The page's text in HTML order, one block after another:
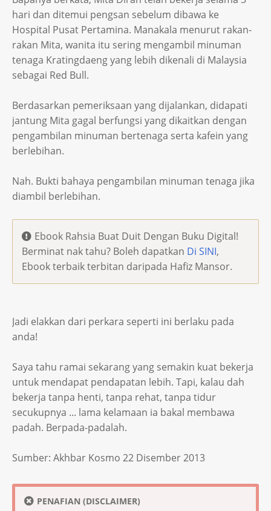
hari dan ditemui pengsan sebelum dibawa ke
Hospital Pusat Pertamina. Manakala menurut rakan-
rakan Mita, wanita itu sering mengambil minuman
tenaga Kratingdaeng yang lebih dikenali di Malaysia
sebagai Red Bull.
Berdasarkan pemeriksaan yang dijalankan, didapati
jantung Mita gagal berfungsi yang dikaitkan dengan
pengambilan minuman bertenaga serta kafein yang
berlebihan.
Nah. Bukti bahaya pengambilan minuman tenaga jika
diambil berlebihan.
Ebook Rahsia Buat Duit Dengan Buku Digital!
Berminat nak tahu? Boleh dapatkan Di SINI,
Ebook terbaik terbitan daripada Hafiz Mansor.
Jadi elakkan dari perkara seperti ini berlaku pada
anda!
Saya tahu ramai sekarang yang semakin kuat bekerja
untuk mendapat pendapatan lebih. Tapi, kalau dah
bekerja tanpa henti, tanpa rehat, tanpa tidur
secukupnya ... lama kelamaan ia bakal membawa
padah. Berpada-padalah.
Sumber: Akhbar Kosmo 22 Disember 2013
PENAFIAN (DISCLAIMER)